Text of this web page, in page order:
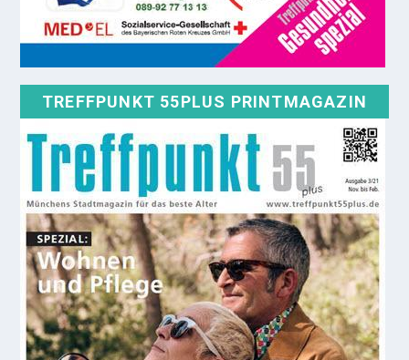
TREFFPUNKT 55PLUS PRINTMAGAZIN